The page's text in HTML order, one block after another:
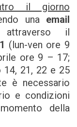
il giorno
una email
il
(lun-ven ore 9
ore 9 – 17;
14, 21, 22 e 25
è necessario
e condizioni
della